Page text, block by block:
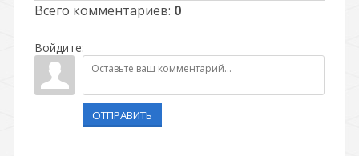
Всего комментариев: 0
Войдите:
ОТПРАВИТЬ